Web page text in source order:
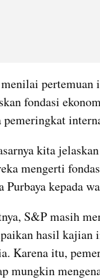
menilai
fondasi
pemeringkat
kita
mengerti
Purbaya kepada
S&P masih
hasil kajian
Karena itu,
mungkin